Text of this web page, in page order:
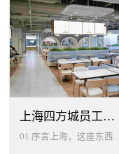
上海四方城员工美食餐厅设计
01 序言上海，这座东西方文化交汇的国际大都市，以其独特